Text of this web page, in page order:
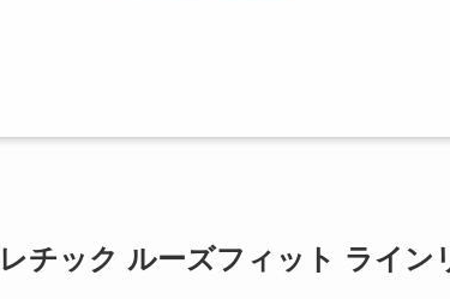
チック ルーズフィット ライン